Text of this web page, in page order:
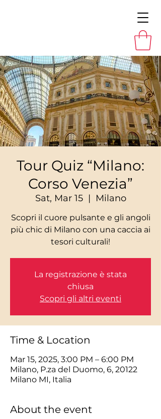
Tour Quiz “Milano:
Corso Venezia”
Sat, Mar 15
  |
Milano
Scopri il cuore pulsante e gli angoli
più chic di Milano con una caccia ai
La registrazione è stata
chiusa
Scopri gli altri eventi
Time & Location
Mar 15, 2025, 3:00 PM – 6:00 PM
Milano, P.za del Duomo, 6, 20122
Milano MI, Italia
About the event